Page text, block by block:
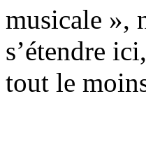
musicale »,
s’étendre
tout le